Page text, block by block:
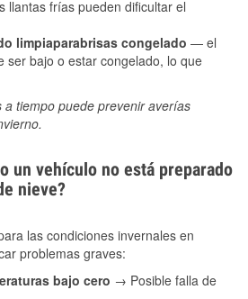
llantas frías pueden dificultar el
limpiaparabrisas congelado — el
ser bajo o estar congelado, lo que
tiempo puede prevenir averías
un vehículo no está preparado
nieve?
las condiciones invernales en
problemas graves:
bajo cero → Posible falla de